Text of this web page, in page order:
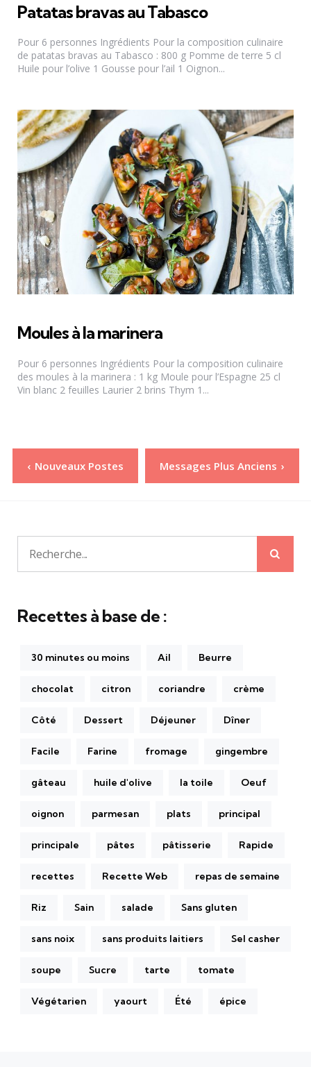
Patatas bravas au Tabasco
Pour 6 personnes Ingrédients Pour la composition culinaire
de patatas bravas au Tabasco : 800 g Pomme de terre 5 cl
Huile pour l’olive 1 Gousse pour l’ail 1 Oignon...
Moules à la marinera
Pour 6 personnes Ingrédients Pour la composition culinaire
des moules à la marinera : 1 kg Moule pour l’Espagne 25 cl
Vin blanc 2 feuilles Laurier 2 brins Thym 1...
Pagination
des
Nouveaux Postes Messages Plus Anciens
Recherche
pour:
Recettes à base de :
30 minutes ou moins Ail Beurre
chocolat citron coriandre crème
Côté Dessert Déjeuner Dîner
Facile Farine fromage gingembre
gâteau huile d'olive la toile Oeuf
oignon parmesan plats principal
principale pâtes pâtisserie Rapide
recettes Recette Web repas de semaine
Riz Sain salade Sans gluten
sans noix sans produits laitiers Sel casher
soupe Sucre tarte tomate
Végétarien yaourt Été épice